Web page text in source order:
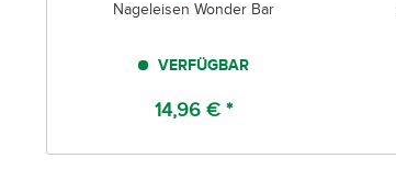
Nageleisen Wonder Bar
VERFÜGBAR
14,96 € *